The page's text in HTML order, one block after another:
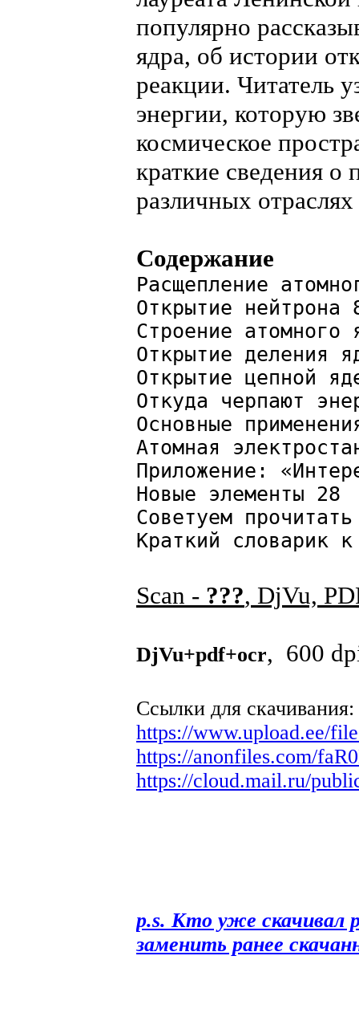
популярно
ядра, об истории
реакции. Читатель
энергии, которую
космическое
краткие сведения
различных
Содержание
Расщепление
Открытие нейтрона
Строение атомного
Открытие деления
Открытие цепной
Откуда черпают
Основные
Атомная
Приложение:
Новые элементы 28
Советуем
Краткий словарик
Scan - ???, DjVu,
DjVu+pdf+ocr, 600
Ссылки для скачивания:
https://www.upload.ee/
https://anonfiles.com/
https://cloud.mail.ru/
p.s. Кто уже скачивал
заменить ранее